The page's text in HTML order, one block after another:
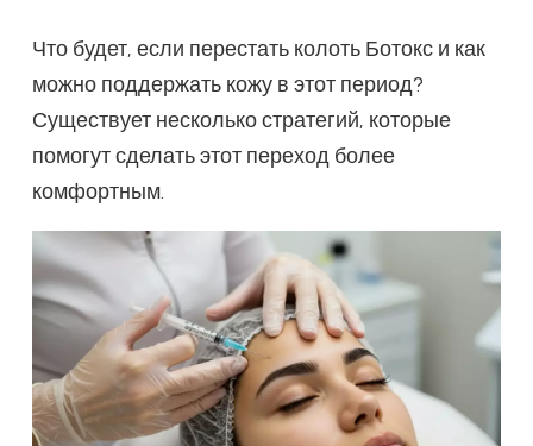
Что будет, если перестать колоть Ботокс и как
можно поддержать кожу в этот период?
Существует несколько стратегий, которые
помогут сделать этот переход более
комфортным.